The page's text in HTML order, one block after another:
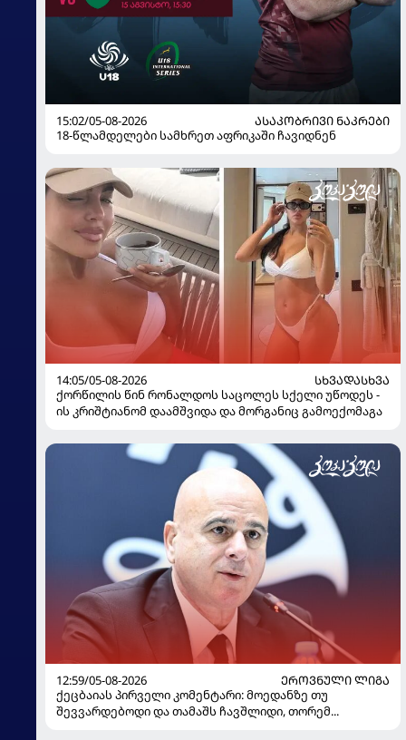
15:02/05-08-2026
ᲐᲡᲐᲙᲝᲑᲠᲘᲕᲘ ᲜᲐᲙᲠᲔᲑᲘ
18-წლამდელები სამხრეთ აფრიკაში ჩავიდნენ
14:05/05-08-2026
ᲡᲮᲕᲐᲓᲐᲡᲮᲕᲐ
ქორწილის წინ რონალდოს საცოლეს სქელი უწოდეს -
ის კრიშტიანომ დაამშვიდა და მორგანიც გამოექომაგა
12:59/05-08-2026
ᲔᲠᲝᲕᲜᲣᲚᲘ ᲚᲘᲒᲐ
ქეცბაიას პირველი კომენტარი: მოედანზე თუ
შევვარდებოდი და თამაშს ჩავშლიდი, თორემ...